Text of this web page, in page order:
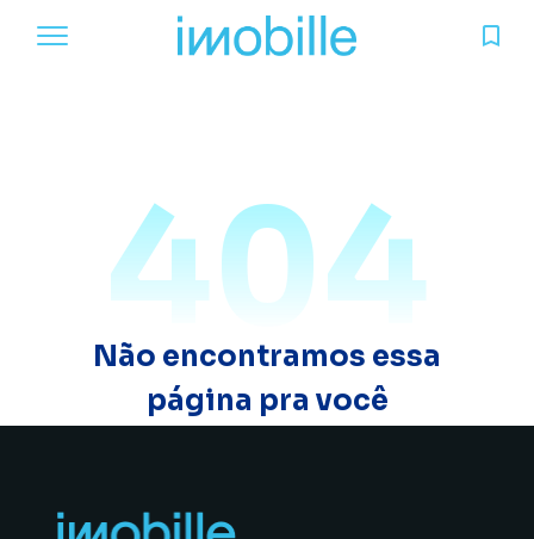
404
Não encontramos essa
página pra você